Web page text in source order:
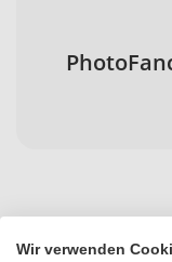
Wir verwenden